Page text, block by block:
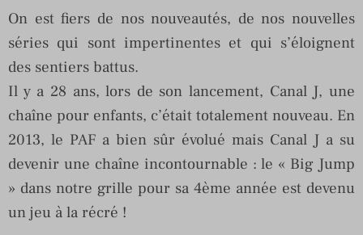
On est fiers de nos nouveautés, de nos nouvelles
séries qui sont impertinentes et qui s’éloignent
des sentiers battus.
Il y a 28 ans, lors de son lancement, Canal J, une
chaîne pour enfants, c’était totalement nouveau. En
2013, le PAF a bien sûr évolué mais Canal J a su
devenir une chaîne incontournable : le « Big Jump
» dans notre grille pour sa 4ème année est devenu
un jeu à la récré !